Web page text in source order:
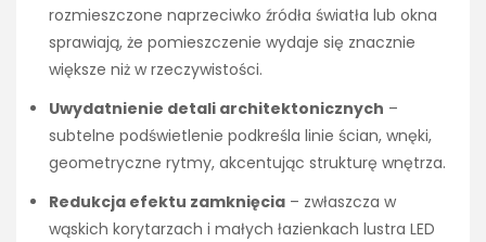
rozmieszczone naprzeciwko źródła światła lub okna
sprawiają, że pomieszczenie wydaje się znacznie
większe niż w rzeczywistości.
Uwydatnienie detali architektonicznych –
subtelne podświetlenie podkreśla linie ścian, wnęki,
geometryczne rytmy, akcentując strukturę wnętrza.
Redukcja efektu zamknięcia – zwłaszcza w
wąskich korytarzach i małych łazienkach lustra LED